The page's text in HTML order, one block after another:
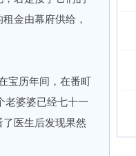
金由幕府供给，
历年间，在番町
老婆婆已经七十一
医生后发现果然